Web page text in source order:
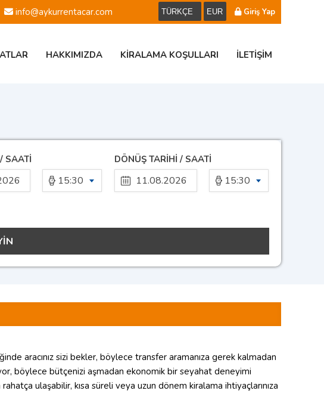
info@aykurrentacar.com Giriş Yap
HAKKIMIZDA KIRALAMA KOŞULLARI İLETIŞIM
SAATİ
15:30
DÖNÜŞ TARİHİ / SAATİ
15:30
aracınız sizi bekler, böylece transfer aramanıza gerek kalmadan
böylece bütçenizi aşmadan ekonomik bir seyahat deneyimi
ulaşabilir, kısa süreli veya uzun dönem kiralama ihtiyaçlarınıza